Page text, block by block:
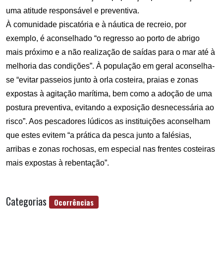
uma atitude responsável e preventiva.
À comunidade piscatória e à náutica de recreio, por
exemplo, é aconselhado “o regresso ao porto de abrigo
mais próximo e a não realização de saídas para o mar até à
melhoria das condições”. À população em geral aconselha-
se “evitar passeios junto à orla costeira, praias e zonas
expostas à agitação marítima, bem como a adoção de uma
postura preventiva, evitando a exposição desnecessária ao
risco”. Aos pescadores lúdicos as instituições aconselham
que estes evitem “a prática da pesca junto a falésias,
arribas e zonas rochosas, em especial nas frentes costeiras
mais expostas à rebentação”.
Categorias Ocorrências